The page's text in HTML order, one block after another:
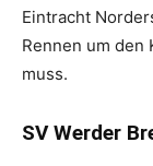
Eintracht
Rennen um
muss.
SV Werder